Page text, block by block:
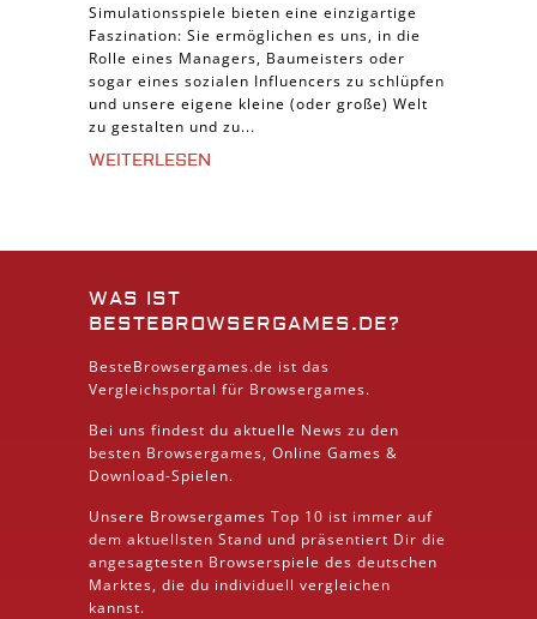
Simulationsspiele bieten eine einzigartige
Faszination: Sie ermöglichen es uns, in die
Rolle eines Managers, Baumeisters oder
sogar eines sozialen Influencers zu schlüpfen
und unsere eigene kleine (oder große) Welt
zu gestalten und zu...
WEITERLESEN
WAS IST
BESTEBROWSERGAMES.DE?
BesteBrowsergames.de ist das
Vergleichsportal für Browsergames.
Bei uns findest du aktuelle News zu den
besten Browsergames, Online Games &
Download-Spielen.
Unsere Browsergames Top 10 ist immer auf
dem aktuellsten Stand und präsentiert Dir die
angesagtesten Browserspiele des deutschen
Marktes, die du individuell vergleichen
kannst.